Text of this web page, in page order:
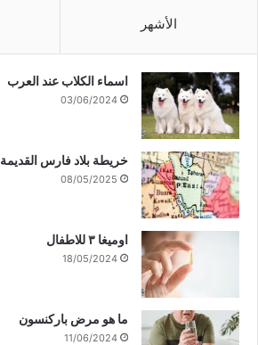
الأشهر
اسماء الكلاب عند العرب
03/06/2024
خريطة بلاد فارس القديمة
08/05/2025
اوميغا ٣ للاطفال
18/05/2024
ما هو مرض باركنسون
11/06/2024